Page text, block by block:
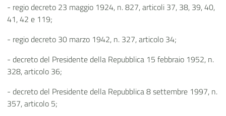
- regio decreto 23 maggio 1924, n. 827, articoli 37, 38, 39, 40,
41, 42 e 119;
- regio decreto 30 marzo 1942, n. 327, articolo 34;
- decreto del Presidente della Repubblica 15 febbraio 1952, n.
328, articolo 36;
- decreto del Presidente della Repubblica 8 settembre 1997, n.
357, articolo 5;